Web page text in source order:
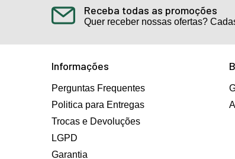
Receba todas as promoções
Quer receber nossas ofertas?
Informações
Perguntas Frequentes
Politica para Entregas
Trocas e Devoluções
LGPD
Garantia